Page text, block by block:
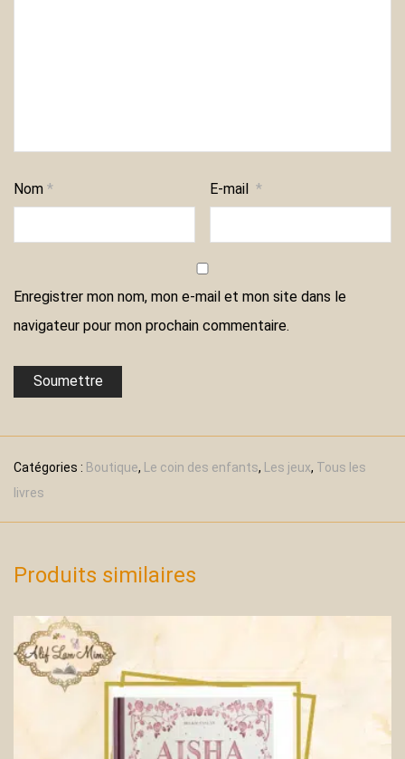
Nom * E-mail*
Enregistrer mon nom, mon e-mail et mon site dans le
navigateur pour mon prochain commentaire.
Catégories : Boutique, Le coin des enfants, Les jeux, Tous les
livres
Produits similaires